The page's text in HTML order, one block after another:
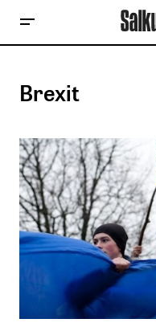
Brexit